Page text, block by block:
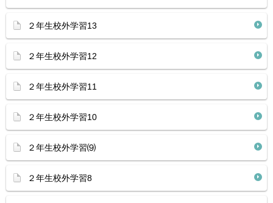
２年生校外学習13
２年生校外学習12
２年生校外学習11
２年生校外学習10
２年生校外学習⑼
２年生校外学習8